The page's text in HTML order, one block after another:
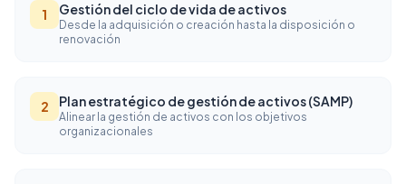
1 Gestión del ciclo de vida de activos
Desde la adquisición o creación hasta la disposición o
renovación
2 Plan estratégico de gestión de activos (SAMP)
Alinear la gestión de activos con los objetivos
organizacionales